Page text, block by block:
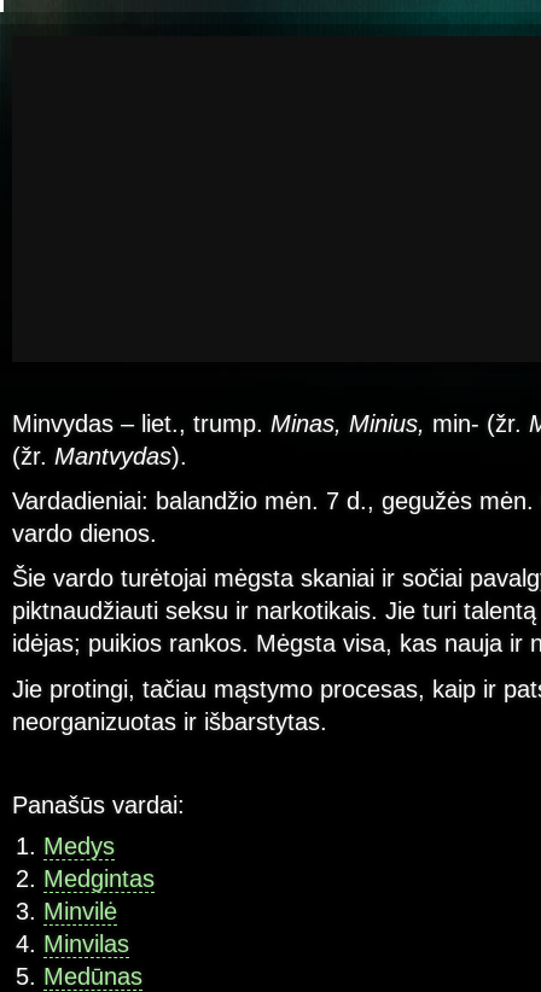
Minvydas – liet., trump. Minas, Minius, min- (žr.
(žr. Mantvydas).
Vardadieniai: balandžio mėn. 7 d., gegužės
vardo dienos.
Šie vardo turėtojai mėgsta skaniai ir sočiai
piktnaudžiauti seksu ir narkotikais. Jie turi
idėjas; puikios rankos. Mėgsta visa, kas nauja ir
Jie protingi, tačiau mąstymo procesas, kaip ir
neorganizuotas ir išbarstytas.
Panašūs vardai:
Medys
Medgintas
Minvilė
Minvilas
Medūnas